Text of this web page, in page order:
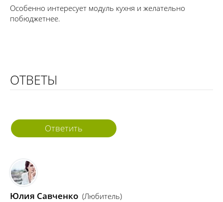
Особенно интересует модуль кухня и желательно
побюджетнее.
ОТВЕТЫ
Ответить
Юлия Савченко (Любитель)